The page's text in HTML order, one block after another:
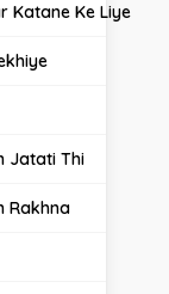
Katane Ke Liye
Jatati Thi
Rakhna